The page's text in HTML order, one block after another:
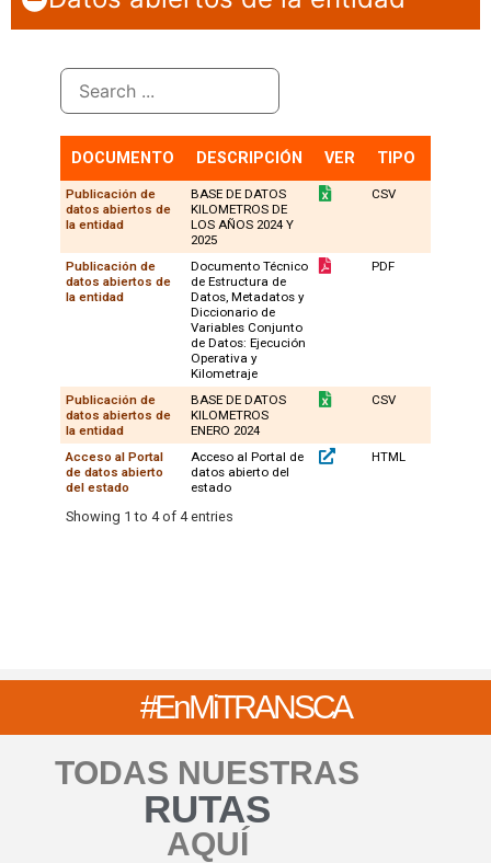
DOCUMENTO DESCRIPCIÓN VER TIPO
Publicación de
datos abiertos de
la entidad
BASE DE DATOS
KILOMETROS DE
LOS AÑOS 2024 Y
2025
CSV
Publicación de
datos abiertos de
la entidad
Documento Técnico
de Estructura de
Datos, Metadatos y
Diccionario de
Variables Conjunto
de Datos: Ejecución
Operativa y
Kilometraje
PDF
Publicación de
datos abiertos de
la entidad
BASE DE DATOS
KILOMETROS
ENERO 2024
CSV
Acceso al Portal
de datos abierto
del estado
Acceso al Portal de
datos abierto del
estado
HTML
Showing 1 to 4 of 4 entries
#EnMiTRANSCA
TODAS NUESTRAS
RUTAS
AQUÍ